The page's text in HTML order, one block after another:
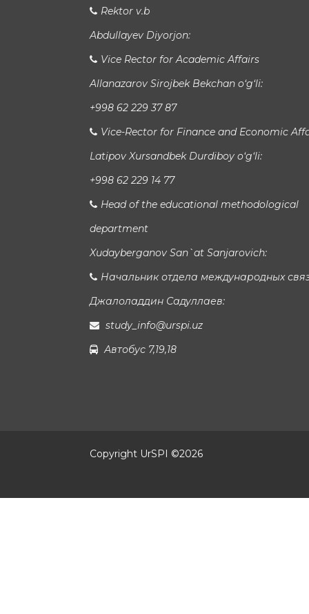
Rektor v.b
Abdullayev Diyorjon:
Vice Rector for Academic Affairs
Allanazarov Sirojbek Bekchan o‘g‘li:
+998 62 229 37 87
Vice-Rector for Finance and Economic
Latipov Xursandbek Durdiboy o‘g‘li:
+998 62 229 14 77
Head of the educational methodological
department
Xudayberganov San`at Sanjarovich:
Начальник отдела международных
Джалоладдин Садуллаев:
study_info@urspi.uz
Автобус 7,19,18
Copyright UrSPI ©2026